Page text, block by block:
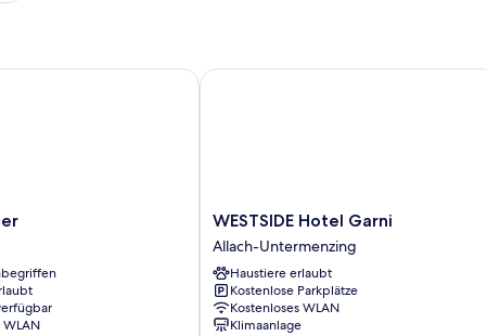
WLAN
WESTSIDE
Hotel
Garni
Allach-
Untermenzing
WESTSIDE Hotel Garni
Allach-Untermenzing
Haustiere erlaubt
Kostenlose Parkplätze
Kostenloses WLAN
Klimaanlage
WESTSIDE Hotel Garni